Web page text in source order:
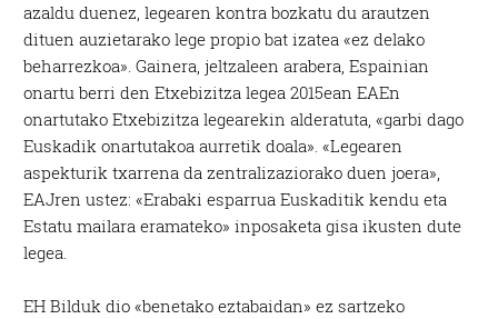
azaldu duenez, legearen kontra bozkatu du arautzen
dituen auzietarako lege propio bat izatea «ez delako
beharrezkoa». Gainera, jeltzaleen arabera, Espainian
onartu berri den Etxebizitza legea 2015ean EAEn
onartutako Etxebizitza legearekin alderatuta, «garbi dago
Euskadik onartutakoa aurretik doala». «Legearen
aspekturik txarrena da zentralizaziorako duen joera»,
EAJren ustez: «Erabaki esparrua Euskaditik kendu eta
Estatu mailara eramateko» inposaketa gisa ikusten dute
legea.
EH Bilduk dio «benetako eztabaidan» ez sartzeko